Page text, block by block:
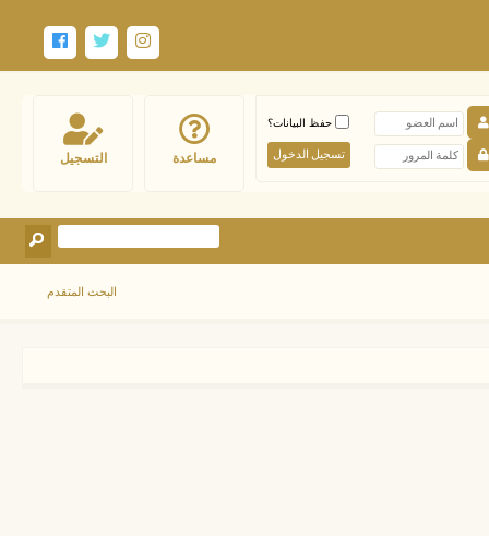
التسجيل مساعدة
حفظ البيانات؟
البحث المتقدم